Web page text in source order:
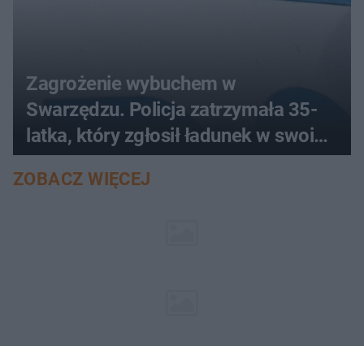
Zagrożenie wybuchem w
Swarzędzu. Policja zatrzymała 35-
latka, który zgłosił ładunek w swoim
aucie
ZOBACZ WIĘCEJ